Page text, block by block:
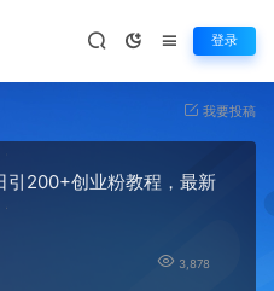
登录
我要投稿
引200+创业粉教程，最新
3,878